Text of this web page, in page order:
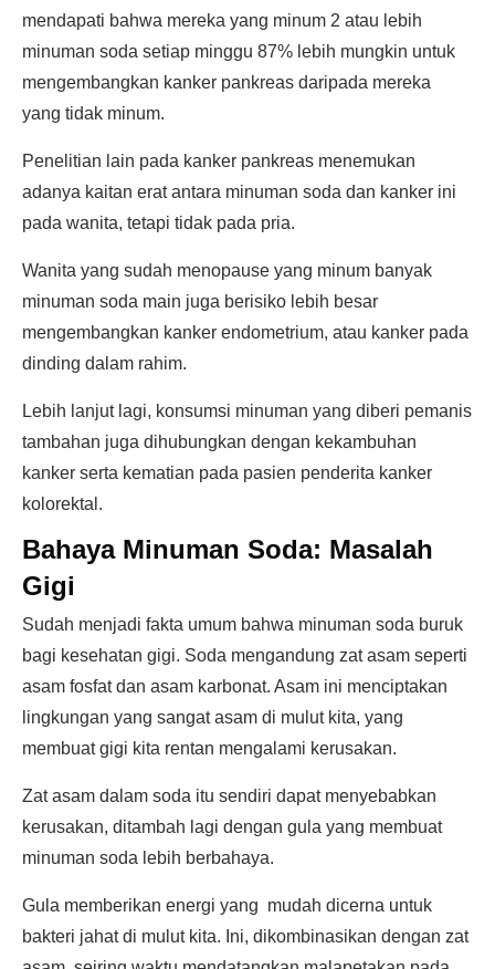
mendapati bahwa mereka yang minum 2 atau lebih
minuman soda setiap minggu 87% lebih mungkin untuk
mengembangkan kanker pankreas daripada mereka
yang tidak minum.
Penelitian lain pada kanker pankreas menemukan
adanya kaitan erat antara minuman soda dan kanker ini
pada wanita, tetapi tidak pada pria.
Wanita yang sudah menopause yang minum banyak
minuman soda main juga berisiko lebih besar
mengembangkan kanker endometrium, atau kanker pada
dinding dalam rahim.
Lebih lanjut lagi, konsumsi minuman yang diberi pemanis
tambahan juga dihubungkan dengan kekambuhan
kanker serta kematian pada pasien penderita kanker
kolorektal.
Bahaya Minuman Soda: Masalah
Gigi
Sudah menjadi fakta umum bahwa minuman soda buruk
bagi kesehatan gigi. Soda mengandung zat asam seperti
asam fosfat dan asam karbonat. Asam ini menciptakan
lingkungan yang sangat asam di mulut kita, yang
membuat gigi kita rentan mengalami kerusakan.
Zat asam dalam soda itu sendiri dapat menyebabkan
kerusakan, ditambah lagi dengan gula yang membuat
minuman soda lebih berbahaya.
Gula memberikan energi yang mudah dicerna untuk
bakteri jahat di mulut kita. Ini, dikombinasikan dengan zat